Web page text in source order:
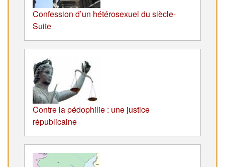
Confession d’un hétérosexuel du siècle-
Suite
Contre la pédophilie : une justice
républicaine